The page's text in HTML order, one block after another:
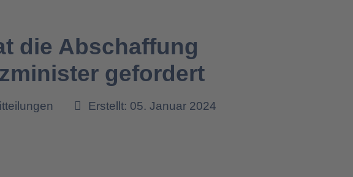
die Abschaffung
gefordert
Erstellt: 05. Januar 2024